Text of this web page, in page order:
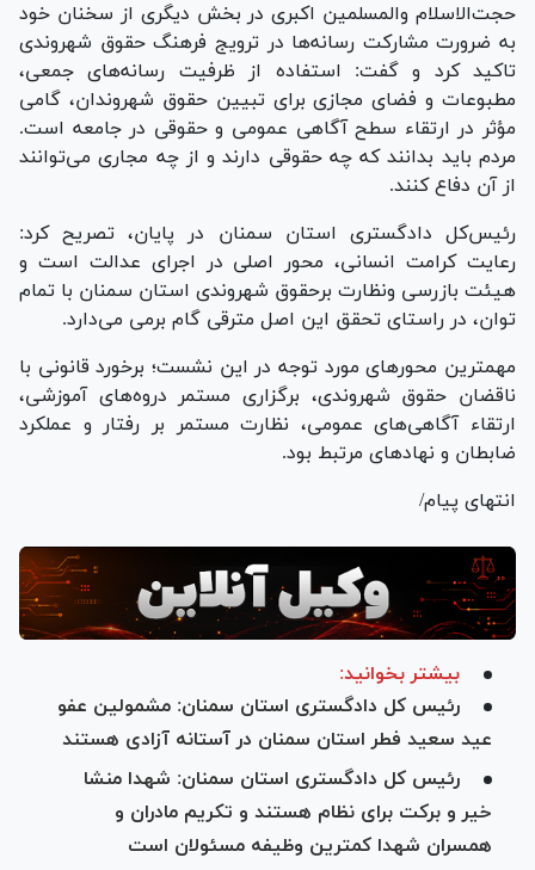
حجت‌الاسلام‌ والمسلمین اکبری در بخش دیگری از سخنان خود
به ضرورت مشارکت رسانه‌ها در ترویج فرهنگ حقوق شهروندی
تاکید کرد و گفت: استفاده از ظرفیت رسانه‌های جمعی،
مطبوعات و فضای مجازی برای تبیین حقوق شهروندان، گامی
مؤثر در ارتقاء سطح آگاهی عمومی و حقوقی در جامعه است.
مردم باید بدانند که چه حقوقی دارند و از چه مجاری می‌توانند
از آن دفاع کنند.
رئیس‌کل دادگستری استان سمنان در پایان، تصریح کرد:
رعایت کرامت انسانی، محور اصلی در اجرای عدالت است و
هیئت بازرسی ونظارت برحقوق شهروندی استان سمنان با تمام
توان، در راستای تحقق این اصل مترقی گام برمی می‌دارد.
مهمترین محور‌های مورد توجه در این نشست؛ برخورد قانونی با
ناقضان حقوق شهروندی، برگزاری مستمر دروه‌های آموزشی،
ارتقاء آگاهی‌های عمومی، نظارت مستمر بر رفتار و عملکرد
ضابطان و نهاد‌های مرتبط بود.
انتهای پیام/
بیشتر بخوانید:
رئیس کل دادگستری استان سمنان: مشمولین عفو
عید سعید فطر استان سمنان در آستانه آزادی هستند
رئیس کل دادگستری استان سمنان: شهدا منشا
خیر و برکت برای نظام هستند و تکریم مادران و
همسران شهدا کمترین وظیفه مسئولان است